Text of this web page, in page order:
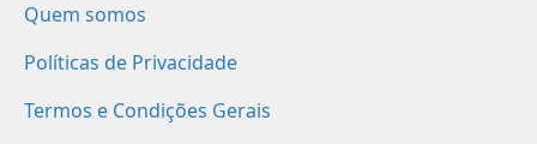
Quem somos
Políticas de Privacidade
Termos e Condições Gerais